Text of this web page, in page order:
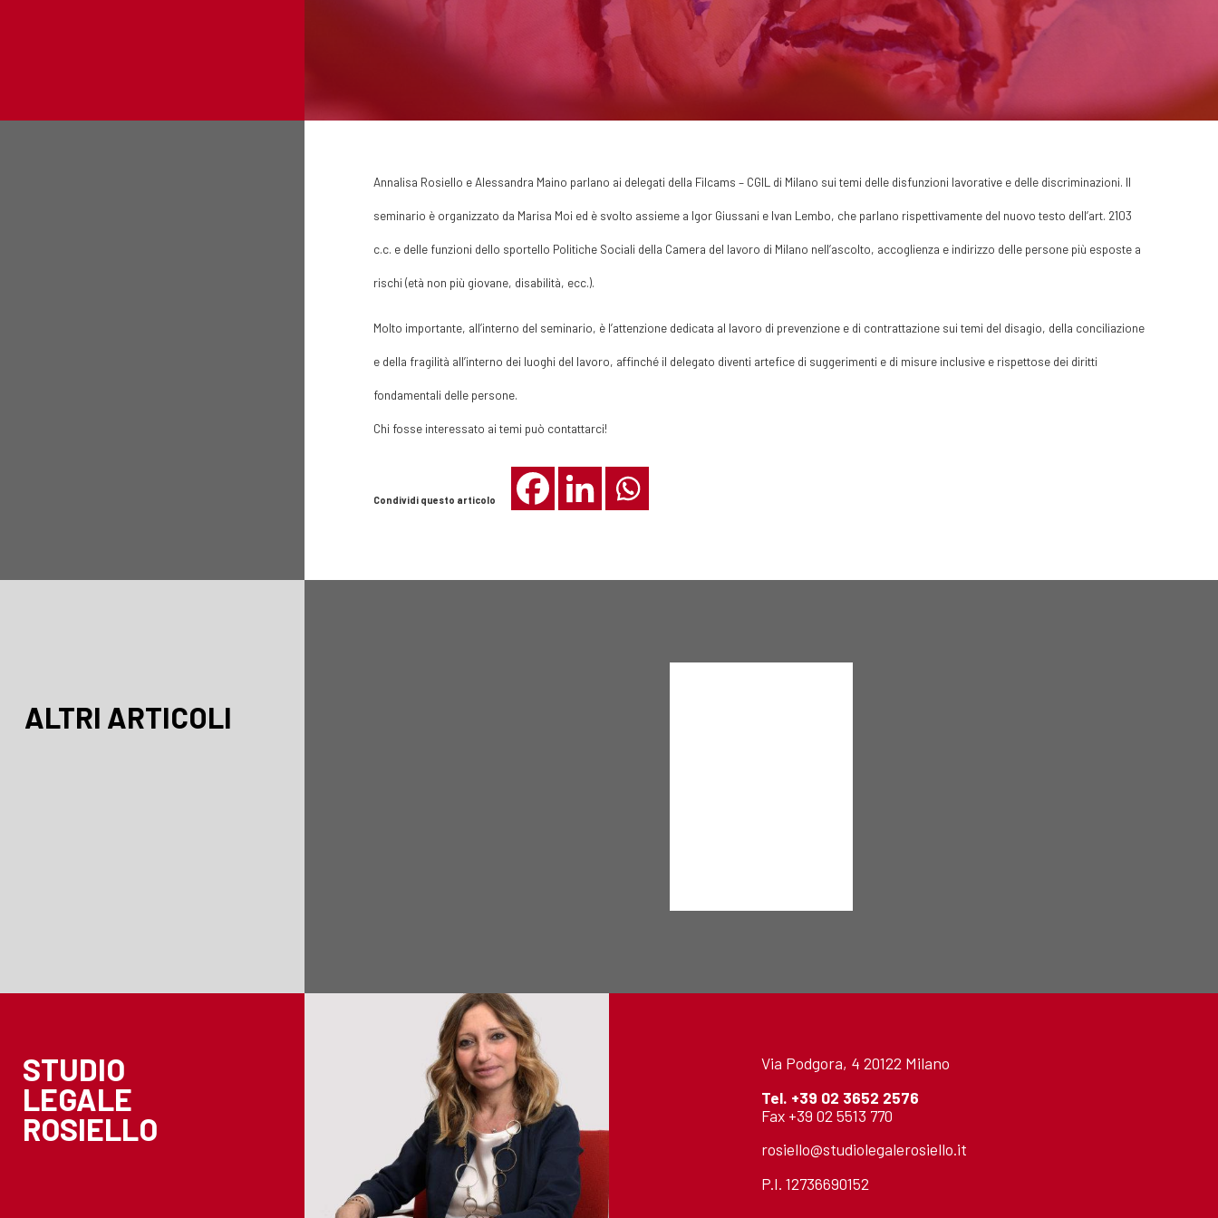
Annalisa Rosiello e Alessandra Maino parlano ai delegati della Filcams – CGIL di Milano sui temi delle disfunzioni lavorative e delle discriminazioni. Il
seminario è organizzato da Marisa Moi ed è svolto assieme a Igor Giussani e Ivan Lembo, che parlano rispettivamente del nuovo testo dell’art. 2103
c.c. e delle funzioni dello sportello Politiche Sociali della Camera del lavoro di Milano nell’ascolto, accoglienza e indirizzo delle persone più esposte a
rischi (età non più giovane, disabilità, ecc.).
Molto importante, all’interno del seminario, è l’attenzione dedicata al lavoro di prevenzione e di contrattazione sui temi del disagio, della conciliazione
e della fragilità all’interno dei luoghi del lavoro, affinché il delegato diventi artefice di suggerimenti e di misure inclusive e rispettose dei diritti
fondamentali delle persone.
Chi fosse interessato ai temi può contattarci!
Condividi questo articolo
ALTRI ARTICOLI
STUDIO
LEGALE
ROSIELLO
Via Podgora, 4 20122 Milano
Tel. +39 02 3652 2576
Fax +39 02 5513 770
rosiello@studiolegalerosiello.it
P.I. 12736690152